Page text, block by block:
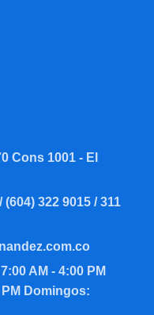
Cons 1001 - El
322 9015 / 311
AM - 4:00 PM
Domingos: